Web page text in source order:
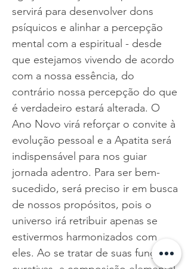
servirá para desenvolver dons
psíquicos e alinhar a percepção
mental com a espiritual - desde
que estejamos vivendo de acordo
com a nossa essência, do
contrário nossa percepção do que
é verdadeiro estará alterada. O
Ano Novo virá reforçar o convite à
evolução pessoal e a Apatita será
indispensável para nos guiar
jornada adentro. Para ser bem-
sucedido, será preciso ir em busca
de nossos propósitos, pois o
universo irá retribuir apenas se
estivermos harmonizados com
eles. Ao se tratar de suas funções